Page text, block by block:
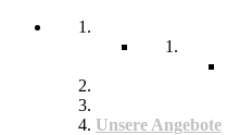
Unsere Angebote